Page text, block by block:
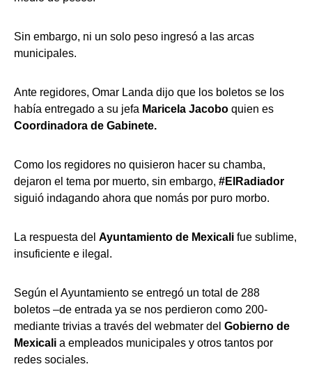
Sin embargo, ni un solo peso ingresó a las arcas
municipales.
Ante regidores, Omar Landa dijo que los boletos se los
había entregado a su jefa Maricela Jacobo quien es
Coordinadora de Gabinete.
Como los regidores no quisieron hacer su chamba,
dejaron el tema por muerto, sin embargo, #ElRadiador
siguió indagando ahora que nomás por puro morbo.
La respuesta del Ayuntamiento de Mexicali fue sublime,
insuficiente e ilegal.
Según el Ayuntamiento se entregó un total de 288
boletos –de entrada ya se nos perdieron como 200-
mediante trivias a través del webmater del Gobierno de
Mexicali a empleados municipales y otros tantos por
redes sociales.